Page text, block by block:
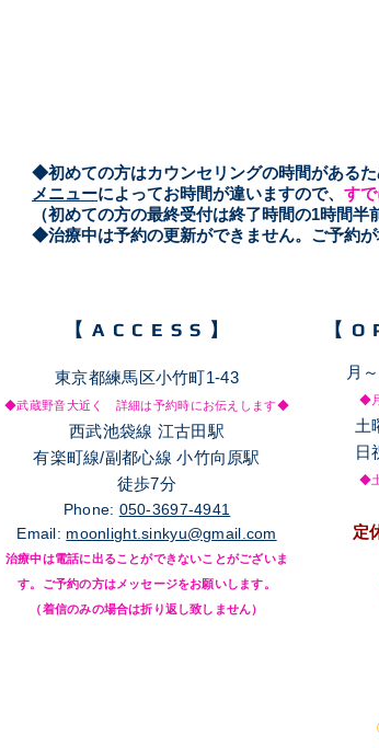
​◆初めての方はカウンセリングの時間があるた
メニューによってお時間が違いますので、 す
（初めての方の最終受付は終了時間の1時間半
​◆治療中は予約の更新ができません。ご予約
【​ACCESS】
東京都練馬区小竹町1-43
◆武蔵野音大近く 詳細は予約時にお伝えします◆
西武池袋線 江古田駅
有楽町線/副都心線 小竹向原駅
徒歩7分
Phone: 050-3697-4941
Email: moonlight.sinkyu@gmail.com
治療中は電話に出ることができないことがございま
す。ご予約の方はメッセージをお願いします。
​（着信のみの場合は折り返し致しません）
【
月
◆
土
日
◆
定